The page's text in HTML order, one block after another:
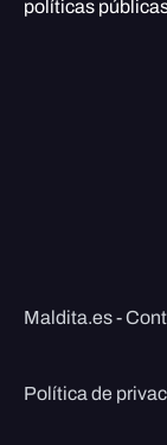
políticas
Maldita.es -
Política de